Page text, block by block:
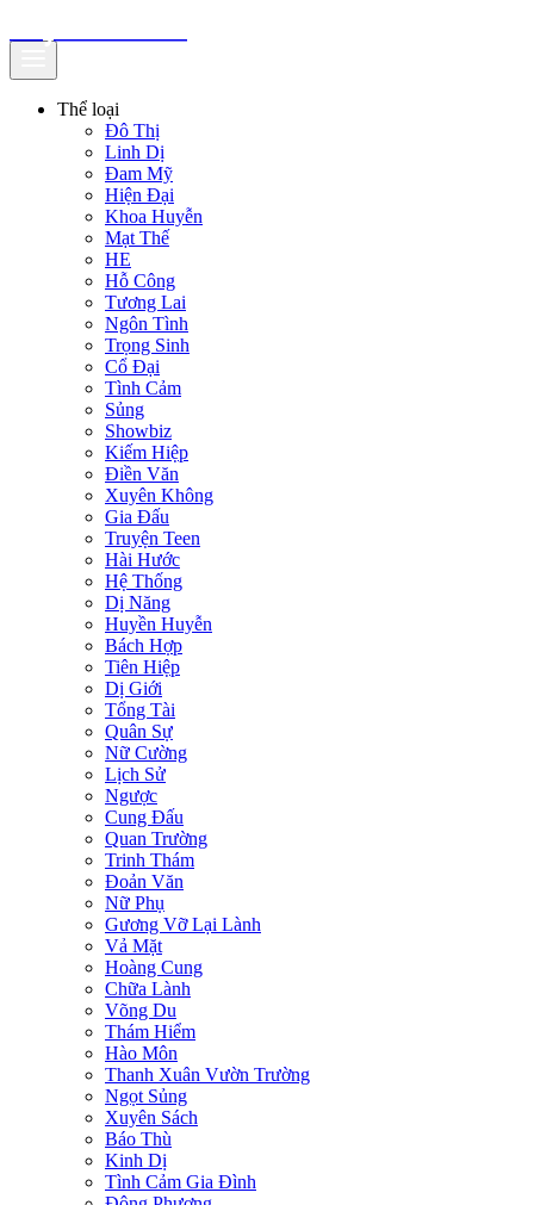
Thể loại
Đô Thị
Linh Dị
Đam Mỹ
Hiện Đại
Khoa Huyễn
Mạt Thế
HE
Hỗ Công
Tương Lai
Ngôn Tình
Trọng Sinh
Cổ Đại
Tình Cảm
Sủng
Showbiz
Kiếm Hiệp
Điền Văn
Xuyên Không
Gia Đấu
Truyện Teen
Hài Hước
Hệ Thống
Dị Năng
Huyền Huyễn
Bách Hợp
Tiên Hiệp
Dị Giới
Tổng Tài
Quân Sự
Nữ Cường
Lịch Sử
Ngược
Cung Đấu
Quan Trường
Trinh Thám
Đoản Văn
Nữ Phụ
Gương Vỡ Lại Lành
Vả Mặt
Hoàng Cung
Chữa Lành
Võng Du
Thám Hiểm
Hào Môn
Thanh Xuân Vườn Trường
Ngọt Sủng
Xuyên Sách
Báo Thù
Kinh Dị
Tình Cảm Gia Đình